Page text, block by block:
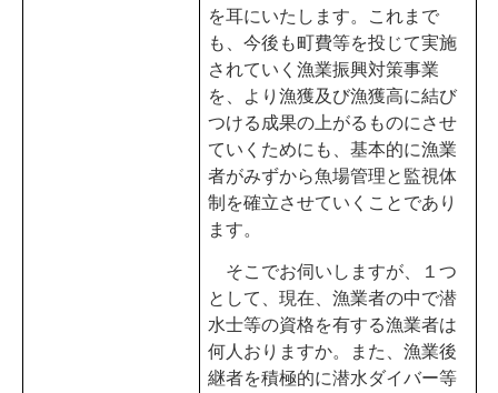
を耳にいたします。これまで
も、今後も町費等を投じて実施
されていく漁業振興対策事業
を、より漁獲及び漁獲高に結び
つける成果の上がるものにさせ
ていくためにも、基本的に漁業
者がみずから魚場管理と監視体
制を確立させていくことであり
ます。
そこでお伺いしますが、１つ
として、現在、漁業者の中で潜
水士等の資格を有する漁業者は
何人おりますか。また、漁業後
継者を積極的に潜水ダイバー等